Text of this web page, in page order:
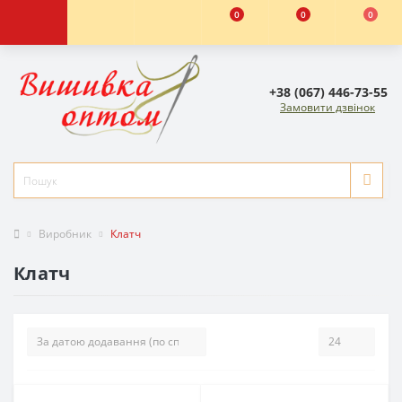
0 0 0
+38 (067) 446-73-55
Замовити дзвінок
Виробник Клатч
Клатч